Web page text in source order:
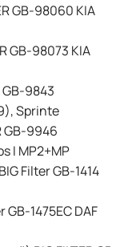
GB-98060 KIA
GB-98073 KIA
GB-9843
Sprinte
GB-9946
I MP2+MP
Filter GB-1414
1475EC DAF